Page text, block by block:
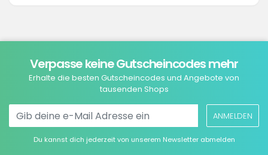
Verpasse keine Gutscheincodes mehr
Erhalte die besten Gutscheincodes und Angebote von
tausenden Shops
ANMELDEN
Du kannst dich jederzeit von unserem Newsletter abmelden